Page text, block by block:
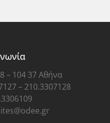
– 104 37 Αθήνα
– 210.3307128